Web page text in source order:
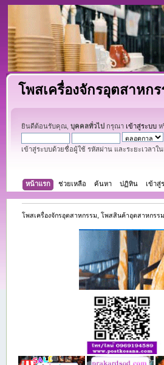
โพสเครื่องจักรอุตสาหก
ยินดีต้อนรับคุณ, บุคคลทั่วไป กรุณา เข้าสู่ระบบห
เข้าสู่ระบบด้วยชื่อผู้ใช้ รหัสผ่าน และระยะเวลาใ
หน้าแรก ช่วยเหลือ ค้นหา ปฏิทิน เข้าสู่
โพสเครื่องจักรอุตสาหกรรม, โพสสินค้าอุตสาหกรรม